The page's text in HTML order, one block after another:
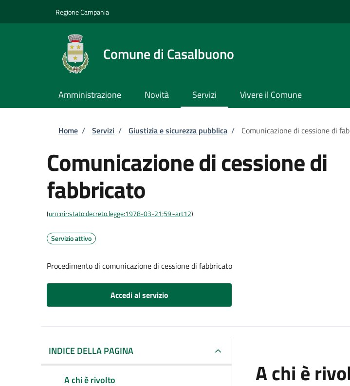
Regione Campania
Comune di Casalbuono
Amministrazione Novità Servizi Vivere il Comune
Briciole di pane
Home / Servizi / Giustizia e sicurezza pubblica / Comunicazione di cessione di
Comunicazione di cessione di
fabbricato
(urn:nir:stato:decreto.legge:1978-03-21;59~art12)
Servizio attivo
Procedimento di comunicazione di cessione di fabbricato
Accedi al servizio
INDICE DELLA PAGINA
A chi è rivolto
A chi è